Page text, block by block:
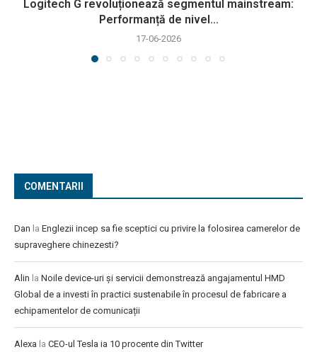
Logitech G revoluționează segmentul mainstream:
Performanță de nivel...
17-06-2026
COMENTARII
Dan la Englezii incep sa fie sceptici cu privire la folosirea camerelor de
supraveghere chinezesti?
Alin la Noile device-uri și servicii demonstrează angajamentul HMD
Global de a investi în practici sustenabile în procesul de fabricare a
echipamentelor de comunicații
Alexa la CEO-ul Tesla ia 10 procente din Twitter